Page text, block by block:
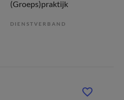
(Groeps)praktijk
DIENSTVERBAND